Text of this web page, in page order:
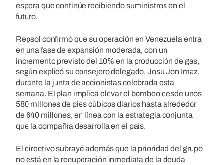
espera que continúe recibiendo suministros en el
futuro.
Repsol confirmó que su operación en Venezuela entra
en una fase de expansión moderada, con un
incremento previsto del 10% en la producción de gas,
según explicó su consejero delegado, Josu Jon Imaz,
durante la junta de accionistas celebrada esta
semana. El plan implica elevar el bombeo desde unos
580 millones de pies cúbicos diarios hasta alrededor
de 640 millones, en línea con la estrategia conjunta
que la compañía desarrolla en el país.
El directivo subrayó además que la prioridad del grupo
no está en la recuperación inmediata de la deuda